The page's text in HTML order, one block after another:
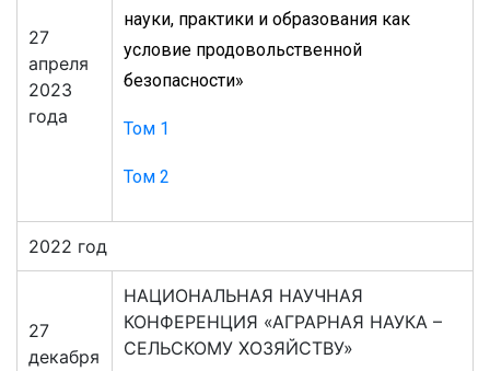
27
апреля
2023
года
науки, практики и образования как
условие продовольственной
безопасности»
Том 1
Том 2
2022 год
27
декабря
НАЦИОНАЛЬНАЯ НАУЧНАЯ
КОНФЕРЕНЦИЯ «АГРАРНАЯ НАУКА –
СЕЛЬСКОМУ ХОЗЯЙСТВУ»